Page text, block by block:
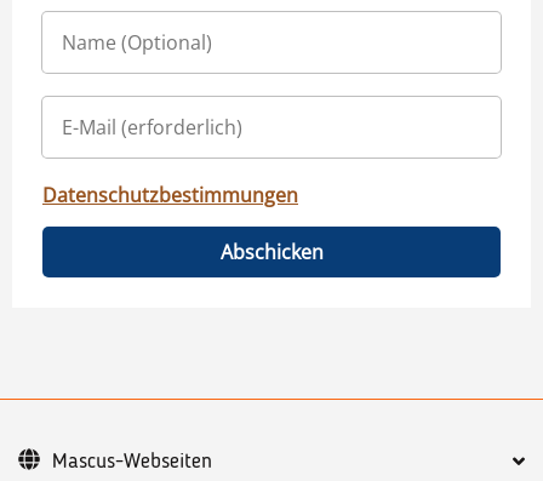
Datenschutzbestimmungen
Abschicken
Mascus-Webseiten